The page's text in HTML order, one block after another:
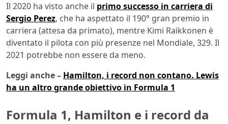
Il 2020 ha visto anche il primo successo in carriera di
Sergio Perez, che ha aspettato il 190° gran premio in
carriera (attesa da primato), mentre Kimi Raikkonen è
diventato il pilota con più presenze nel Mondiale, 329. Il
2021 potrebbe non essere da meno.
Leggi anche – Hamilton, i record non contano. Lewis
ha un altro grande obiettivo in Formula 1
Formula 1, Hamilton e i record da